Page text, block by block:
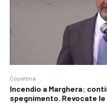
Copertina
Incendio a Marghera:
spegnimento. Revocate